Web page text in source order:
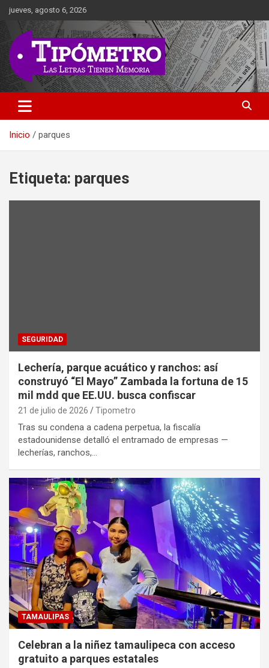
Saltar
contenido
jueves, agosto 6, 2026
Tipometro
Las Letras Tienen Memoria
Inicio parques
Etiqueta: parques
SEGURIDAD
Lechería, parque acuático y ranchos: así
construyó “El Mayo” Zambada la fortuna de 15
mil mdd que EE.UU. busca confiscar
21 de julio de 2026 Tipometro
Tras su condena a cadena perpetua, la fiscalía
estadounidense detalló el entramado de empresas —
lecherías, ranchos,…
TAMAULIPAS
Celebran a la niñez tamaulipeca con acceso
gratuito a parques estatales